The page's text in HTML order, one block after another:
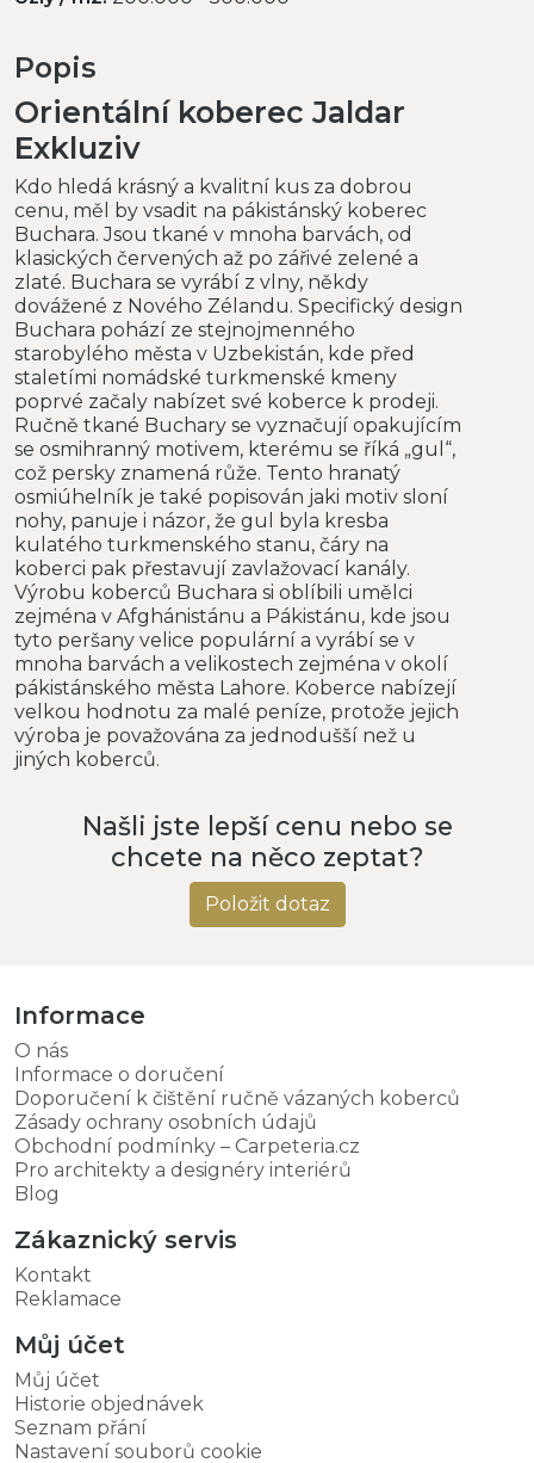
Popis
Orientální koberec Jaldar
Exkluziv
Kdo hledá krásný a kvalitní kus za dobrou
cenu, měl by vsadit na pákistánský koberec
Buchara. Jsou tkané v mnoha barvách, od
klasických červených až po zářivé zelené a
zlaté. Buchara se vyrábí z vlny, někdy
dovážené z Nového Zélandu. Specifický design
Buchara pohází ze stejnojmenného
starobylého města v Uzbekistán, kde před
staletími nomádské turkmenské kmeny
poprvé začaly nabízet své koberce k prodeji.
Ručně tkané Buchary se vyznačují opakujícím
se osmihranný motivem, kterému se říká „gul“,
což persky znamená růže. Tento hranatý
osmiúhelník je také popisován jaki motiv sloní
nohy, panuje i názor, že gul byla kresba
kulatého turkmenského stanu, čáry na
koberci pak přestavují zavlažovací kanály.
Výrobu koberců Buchara si oblíbili umělci
zejména v Afghánistánu a Pákistánu, kde jsou
tyto peršany velice populární a vyrábí se v
mnoha barvách a velikostech zejména v okolí
pákistánského města Lahore. Koberce nabízejí
velkou hodnotu za malé peníze, protože jejich
výroba je považována za jednodušší než u
jiných koberců.
Našli jste lepší cenu nebo se
chcete na něco zeptat?
Položit dotaz
Informace
O nás
Informace o doručení
Doporučení k čištění ručně vázaných koberců
Zásady ochrany osobních údajů
Obchodní podmínky – Carpeteria.cz
Pro architekty a designéry interiérů
Blog
Zákaznický servis
Kontakt
Reklamace
Můj účet
Můj účet
Historie objednávek
Seznam přání
Nastavení souborů cookie